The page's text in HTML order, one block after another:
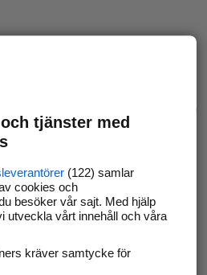
tjänster med
(122) samlar
cookies och
besöker vår sajt. Med hjälp
utveckla vårt innehåll och våra
kräver samtycke för